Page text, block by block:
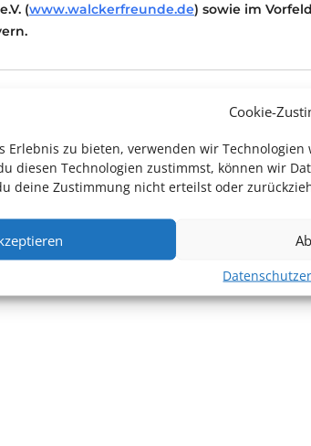
Cookie-
Erlebnis zu bieten, verwenden wir
diesen Technologien zustimmst, können wir
deine Zustimmung nicht erteilst oder
(www.walckerfreunde.de) sowie im